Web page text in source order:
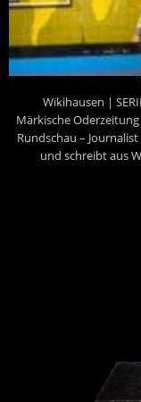
Wikihausen |
Märkische
Rundschau –
und schreibt aus